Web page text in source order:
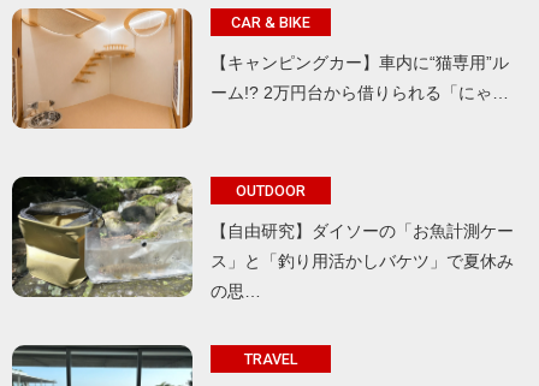
CAR & BIKE
【キャンピングカー】車内に“猫専用”ル
ーム!? 2万円台から借りられる「にゃ…
OUTDOOR
【自由研究】ダイソーの「お魚計測ケー
ス」と「釣り用活かしバケツ」で夏休み
の思…
TRAVEL